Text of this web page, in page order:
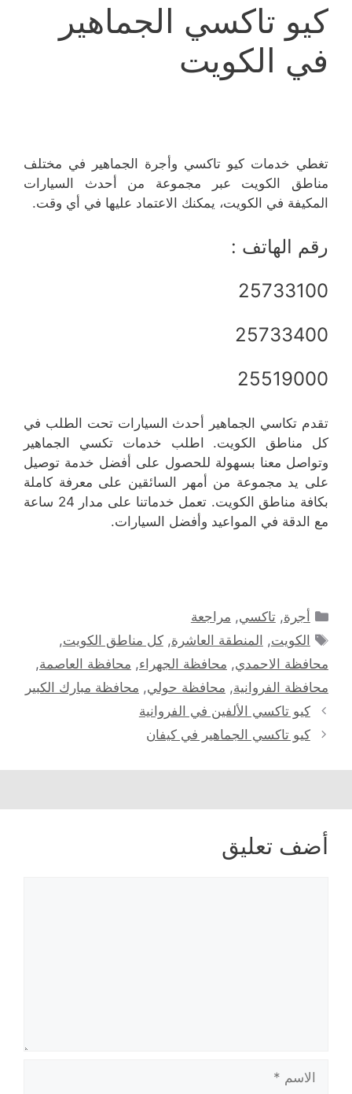
كيو تاكسي الجماهير
في الكويت
تغطي خدمات كيو تاكسي وأجرة الجماهير في مختلف
مناطق الكويت عبر مجموعة من أحدث السيارات
المكيفة في الكويت، يمكنك الاعتماد عليها في أي وقت.
رقم الهاتف :
25733100
25733400
25519000
تقدم تكاسي الجماهير أحدث السيارات تحت الطلب في
كل مناطق الكويت. اطلب خدمات تكسي الجماهير
وتواصل معنا بسهولة للحصول على أفضل خدمة توصيل
على يد مجموعة من أمهر السائقين على معرفة كاملة
بكافة مناطق الكويت. تعمل خدماتنا على مدار 24 ساعة
مع الدقة في المواعيد وأفضل السيارات.
التصنيفات
أجرة,تاكسي, مراجعة
الوسوم
الكويت, المنطقة العاشرة,كل مناطق الكويت,
محافظة الاحمدي, محافظة الجهراء, محافظة العاصمة,
محافظة الفروانية, محافظة حولي, محافظة مبارك الكبير
كيو تاكسي الألفين في الفروانية
كيو تاكسي الجماهير في كيفان
أضف تعليق
الاسم